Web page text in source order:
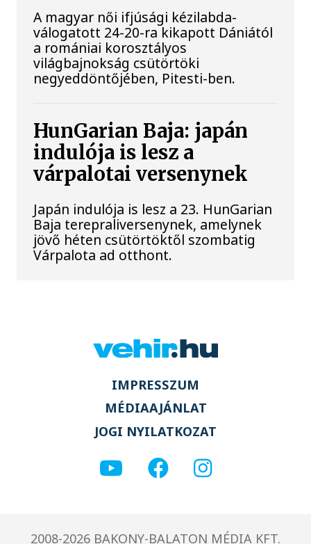
A magyar női ifjúsági kézilabda-
válogatott 24-20-ra kikapott Dániától
a romániai korosztályos
világbajnokság csütörtöki
negyeddöntőjében, Pitesti-ben.
HunGarian Baja: japán
indulója is lesz a
várpalotai versenynek
Japán indulója is lesz a 23. HunGarian
Baja terepraliversenynek, amelynek
jövő héten csütörtöktől szombatig
Várpalota ad otthont.
IMPRESSZUM
MÉDIAAJÁNLAT
JOGI NYILATKOZAT
2008-2026 BAKONY-BALATON MÉDIA KFT.